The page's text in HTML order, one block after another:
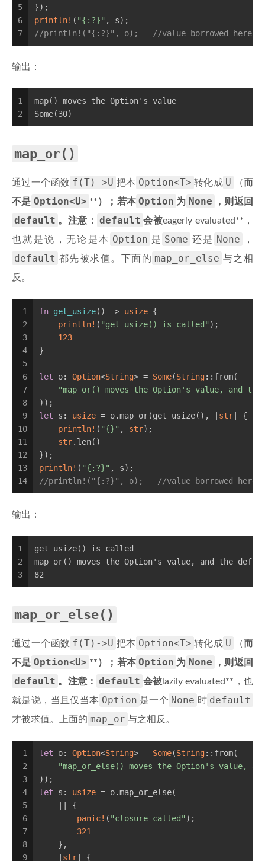
5
6
7
});
println! ( "{:?}" , s);
//println!("{:?}", o);   //value borrowed here
输出：
1
2
map() moves the Option's value
Some(30)
map_or()
通过一个函数 f(T)->U 把本 Option<T> 转化成 U （而
不是 Option<U> **）；若本 Option 为 None ，则返回
default 。注意： default 会被eagerly evaluated**，
也就是说，无论是本 Option 是 Some 还是 None ，
default 都先被求值。下面的 map_or_else 与之相
反。
1
2
3
4
5
6
7
8
9
10
11
12
13
14
fn get_usize() -> usize {
println! ( "get_usize() is called" );
123
}
let o: Option<String> = Some(String::from(
"map_or() moves the Option's value, and
));
let s: usize = o.map_or(get_usize(), | str | {
println! ( "{}" , str);
str.len()
});
println! ( "{:?}" , s);
//println!("{:?}", o);   //value borrowed here
输出：
1
2
3
get_usize() is called
map_or() moves the Option's value, and the
82
map_or_else()
通过一个函数 f(T)->U 把本 Option<T> 转化成 U （而
不是 Option<U> **）；若本 Option 为 None ，则返回
default 。注意： default 会被 lazily evaluated**，也
就是说，当且仅当本 Option 是一个 None 时 default
才被求值。上面的 map_or 与之相反。
1
2
3
4
5
6
7
8
9
let o: Option<String> = Some(String::from(
"map_or_else() moves the Option's value,
));
let s: usize = o.map_or_else(
    || {
panic! ( "closure called" );
321
    },
str | {